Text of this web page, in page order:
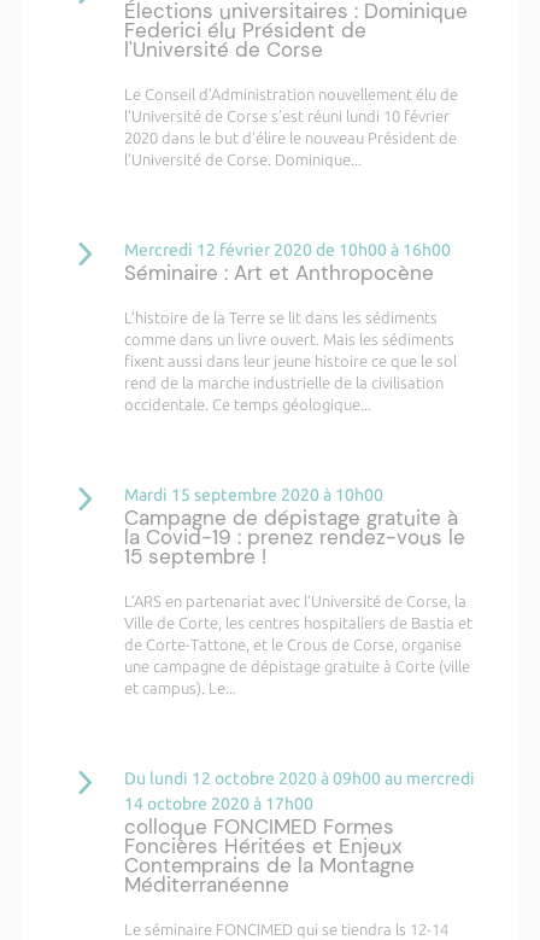
Élections universitaires : Dominique
Federici élu Président de
l'Université de Corse
Le Conseil d’Administration nouvellement élu de
l’Université de Corse s’est réuni lundi 10 février
2020 dans le but d’élire le nouveau Président de
l’Université de Corse. Dominique...
Mercredi 12 février 2020 de 10h00 à 16h00
Séminaire : Art et Anthropocène
L’histoire de la Terre se lit dans les sédiments
comme dans un livre ouvert. Mais les sédiments
fixent aussi dans leur jeune histoire ce que le sol
rend de la marche industrielle de la civilisation
occidentale. Ce temps géologique...
Mardi 15 septembre 2020 à 10h00
Campagne de dépistage gratuite à
la Covid-19 : prenez rendez-vous le
15 septembre !
L’ARS en partenariat avec l’Université de Corse, la
Ville de Corte, les centres hospitaliers de Bastia et
de Corte-Tattone, et le Crous de Corse, organise
une campagne de dépistage gratuite à Corte (ville
et campus). Le...
Du lundi 12 octobre 2020 à 09h00 au mercredi
14 octobre 2020 à 17h00
colloque FONCIMED Formes
Foncières Héritées et Enjeux
Contemprains de la Montagne
Méditerranéenne
Le séminaire FONCIMED qui se tiendra ls 12-14